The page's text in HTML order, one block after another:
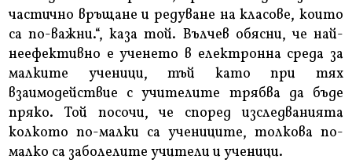
частично връщане и редуване на класове, които
са по-важни.“, каза той. Вълчев обясни, че най-
неефективно е ученето в електронна среда за
малките ученици, тъй като при тях
взаимодействие с учителите трябва да бъде
пряко. Той посочи, че според изследванията
колкото по-малки са учениците, толкова по-
малко са заболелите учители и ученици.